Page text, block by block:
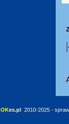
OKes.pl 2010-2025 -